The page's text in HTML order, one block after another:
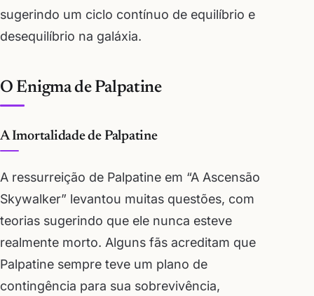
sugerindo um ciclo contínuo de equilíbrio e
desequilíbrio na galáxia.
O Enigma de Palpatine
A Imortalidade de Palpatine
A ressurreição de Palpatine em “A Ascensão
Skywalker” levantou muitas questões, com
teorias sugerindo que ele nunca esteve
realmente morto. Alguns fãs acreditam que
Palpatine sempre teve um plano de
contingência para sua sobrevivência,